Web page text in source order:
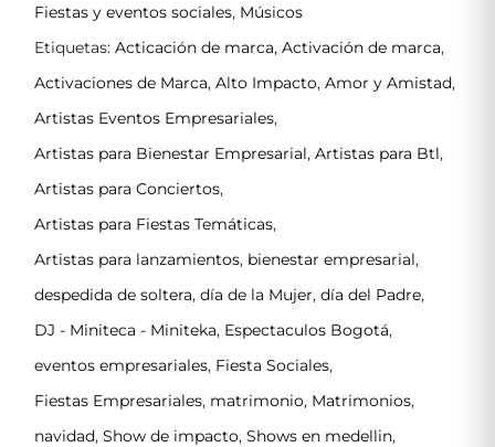
Fiestas y eventos sociales, Músicos
Etiquetas: Acticación de marca, Activación de marca,
Activaciones de Marca, Alto Impacto, Amor y Amistad,
Artistas Eventos Empresariales,
Artistas para Bienestar Empresarial, Artistas para Btl,
Artistas para Conciertos,
Artistas para Fiestas Temáticas,
Artistas para lanzamientos, bienestar empresarial,
despedida de soltera, día de la Mujer, día del Padre,
DJ - Miniteca - Miniteka, Espectaculos Bogotá,
eventos empresariales, Fiesta Sociales,
Fiestas Empresariales, matrimonio, Matrimonios,
navidad, Show de impacto, Shows en medellin,